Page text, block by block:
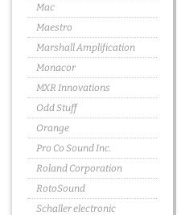
Mac
Maestro
Marshall Amplification
Monacor
MXR Innovations
Odd Stuff
Orange
Pro Co Sound Inc.
Roland Corporation
RotoSound
Schaller electronic